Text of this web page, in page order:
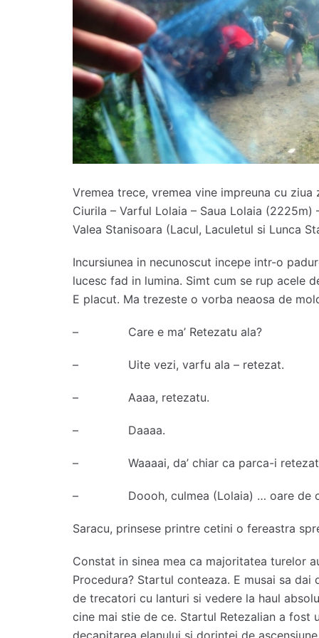
Vremea trece, vremea vine impreuna cu
Ciurila – Varful Lolaia – Saua Lolaia
Valea Stanisoara (Lacul, Laculetul si Lunca
Incursiunea in necunoscut incepe intr-o
lucesc fad in lumina. Simt cum se rup acele
E placut. Ma trezeste o vorba neaosa de
– Care e ma’ Retezatu ala?
– Uite vezi, varfu ala – retezat.
– Aaaa, retezatu.
– Daaaa.
– Waaaai, da’ chiar ca parca-i
– Doooh, culmea (Lolaia) … oare de ce
Saracu, prinsese printre cetini o fereastra
Constat in sinea mea ca majoritatea turelor
Procedura? Startul conteaza. E musai sa
de trecatori cu lanturi si vedere la haul
cine mai stie de ce. Startul Retezalian a fost
decapitarea elanului si dorintei de